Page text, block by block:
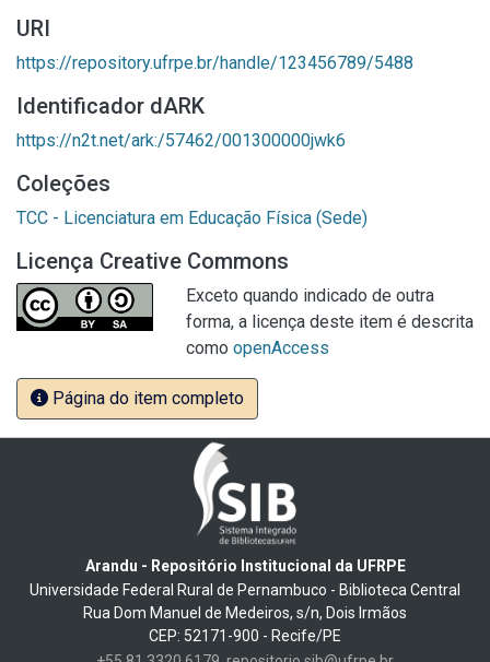
URI
https://repository.ufrpe.br/handle/123456789/5488
Identificador dARK
https://n2t.net/ark:/57462/001300000jwk6
Coleções
TCC - Licenciatura em Educação Física (Sede)
Licença Creative Commons
Exceto quando indicado de outra
forma, a licença deste item é descrita
como openAccess
Página do item completo
Arandu - Repositório Institucional da UFRPE
Universidade Federal Rural de Pernambuco - Biblioteca Central
Rua Dom Manuel de Medeiros, s/n, Dois Irmãos
CEP: 52171-900 - Recife/PE